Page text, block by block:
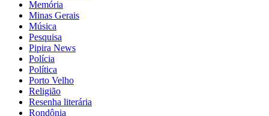
Memória
Minas Gerais
Música
Pesquisa
Pipira News
Polícia
Política
Porto Velho
Religião
Resenha literária
Rondônia